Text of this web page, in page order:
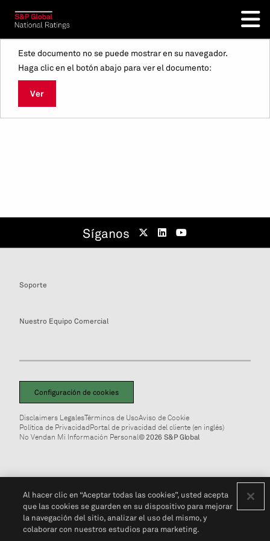
Este documento no se puede mostrar en su navegador.
Haga clic en el botón abajo para ver el documento:
Ver
Síganos
Soporte
Nuestro Equipo Comercial
Configuración de cookies
Disclaimers LegalesTérminos de UsoAviso de Cookie
Política de PrivacidadPortal de privacidad del cliente (en inglés)
No Vendan Mi Información Personal© 2026 S&P Global
Al hacer clic en “Aceptar todas las cookies”, usted acepta
que las cookies se guarden en su dispositivo para mejorar
la navegación del sitio, analizar el uso del mismo, y
colaborar con nuestros estudios para marketing.